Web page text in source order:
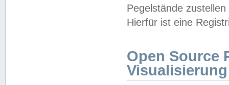
Pegelstände
Hierfür ist eine
Open Source
Visualisierung